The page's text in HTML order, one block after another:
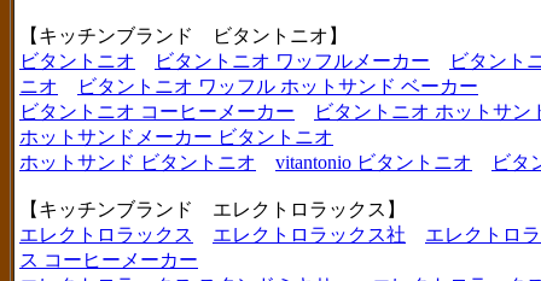
【キッチンブランド ビタントニオ】
ビタントニオ
ビタントニオ ワッフルメーカー
ビタント
ニオ
ビタントニオ ワッフル ホットサンド ベーカー
ビタントニオ コーヒーメーカー
ビタントニオ ホットサン
ホットサンドメーカー ビタントニオ
ホットサンド ビタントニオ
vitantonio ビタントニオ ビタ
【キッチンブランド エレクトロラックス】
エレクトロラックス
エレクトロラックス社
エレクトロ
ス コーヒーメーカー